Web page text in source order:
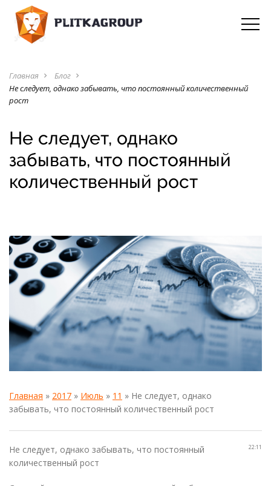
Главная navigate_next Блог navigate_next
Не следует, однако забывать, что постоянный количественный
рост
Не следует, однако
забывать, что постоянный
количественный рост
Главная » 2017 » Июль » 11 » Не следует, однако
забывать, что постоянный количественный рост
22:11
Не следует, однако забывать, что постоянный
количественный рост